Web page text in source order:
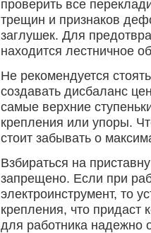
проверить все
трещин и признаков
заглушек. Для
находится лестничное
Не рекомендуется
создавать дисбаланс
самые верхние
крепления или упоры.
стоит забывать о
Взбираться на
запрещено. Если при
электроинструмент, то
крепления, что придаст
для работника надежно